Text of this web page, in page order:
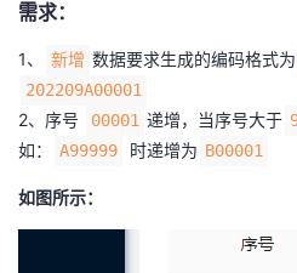
客
论
坛
的
圈
子
我
的
直
播
我
的
活
我
的
我
需求：
1、 新增 数据要求生成的编码格式为
202209A00001
2、序号 00001 递增，当序号大于
如：
A99999 时递增为 B00001
如图所示：